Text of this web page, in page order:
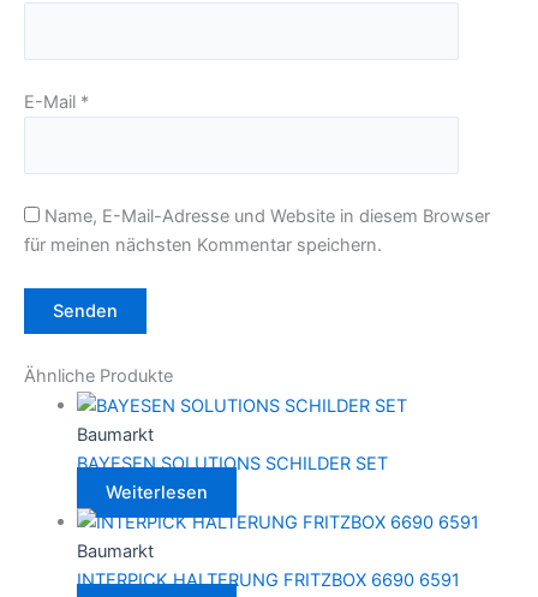
E-Mail *
Name, E-Mail-Adresse und Website in diesem Browser
für meinen nächsten Kommentar speichern.
Ähnliche Produkte
Baumarkt
BAYESEN SOLUTIONS SCHILDER SET
Weiterlesen
Baumarkt
INTERPICK HALTERUNG FRITZBOX 6690 6591